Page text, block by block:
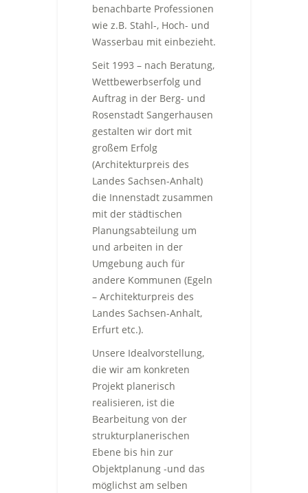
benachbarte Professionen
wie z.B. Stahl-, Hoch- und
Wasserbau mit einbezieht.
Seit 1993 – nach Beratung,
Wettbewerbserfolg und
Auftrag in der Berg- und
Rosenstadt Sangerhausen
gestalten wir dort mit
großem Erfolg
(Architekturpreis des
Landes Sachsen-Anhalt)
die Innenstadt zusammen
mit der städtischen
Planungsabteilung um
und arbeiten in der
Umgebung auch für
andere Kommunen (Egeln
– Architekturpreis des
Landes Sachsen-Anhalt,
Erfurt etc.).
Unsere Idealvorstellung,
die wir am konkreten
Projekt planerisch
realisieren, ist die
Bearbeitung von der
strukturplanerischen
Ebene bis hin zur
Objektplanung -und das
möglichst am selben